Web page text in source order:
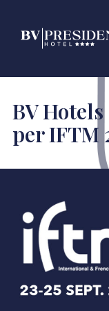
BV
per IFTM